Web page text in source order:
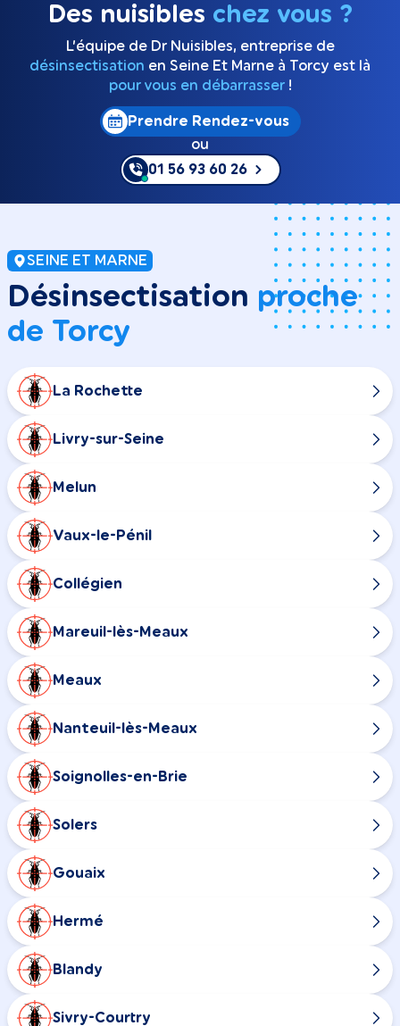
Des nuisibles chez vous ?
L’équipe de Dr Nuisibles, entreprise de
désinsectisation en Seine Et Marne à Torcy est là
pour vous en débarrasser!
Prendre Rendez-vous
ou
01 56 93 60 26
SEINE ET MARNE
Désinsectisation proche
de Torcy
La Rochette
Livry-sur-Seine
Melun
Vaux-le-Pénil
Collégien
Mareuil-lès-Meaux
Meaux
Nanteuil-lès-Meaux
Soignolles-en-Brie
Solers
Gouaix
Hermé
Blandy
Sivry-Courtry